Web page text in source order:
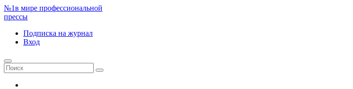
№1в мире профессиональной
прессы
Подписка на журнал
Вход